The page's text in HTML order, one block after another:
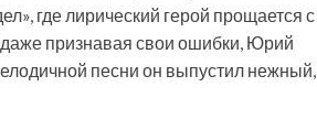
где лирический герой прощается с
признавая свои ошибки, Юрий
песни он выпустил нежный,